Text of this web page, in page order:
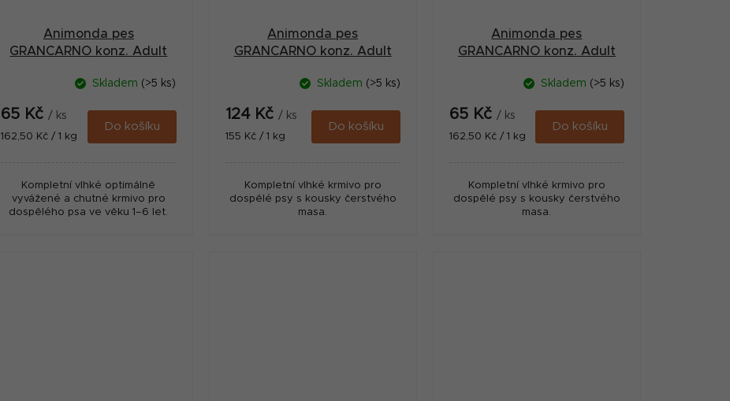
Animonda pes
GRANCARNO konz. Adult
Skladem (>5 ks)
65 Kč/ ks
Měrná
162,50 Kč / 1 kg
Do košíku
Kompletní vlhké optimálně
vyvážené a chutné krmivo pro
dospělého psa ve věku 1–6 let.
Animonda pes
GRANCARNO konz. Adult
Skladem (>5 ks)
124 Kč / ks
Měrná
155 Kč / 1 kg
Do košíku
Kompletní vlhké krmivo pro
dospělé psy s kousky čerstvého
masa.
Animonda pes
GRANCARNO konz. Adult
Skladem (>5 ks)
65 Kč / ks
Měrná
162,50 Kč / 1 kg
Do košíku
Kompletní vlhké krmivo pro
dospělé psy s kousky čerstvého
masa.